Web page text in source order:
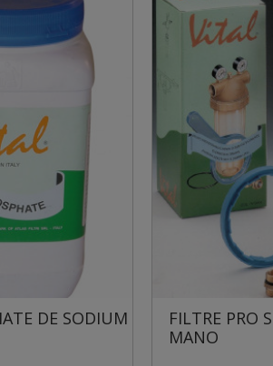
DE SODIUM
FILTRE PRO
MANO